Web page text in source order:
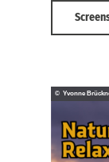
© Yvonne